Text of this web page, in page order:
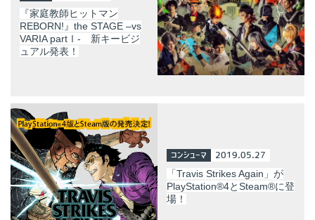
『家庭教師ヒットマン
REBORN!』the STAGE –vs
VARIA partⅠ- 新キービジ
ュアル発表！
コンシューマ 2019.05.27
「Travis Strikes Again」が
PlayStation®4とSteam®に登
場！